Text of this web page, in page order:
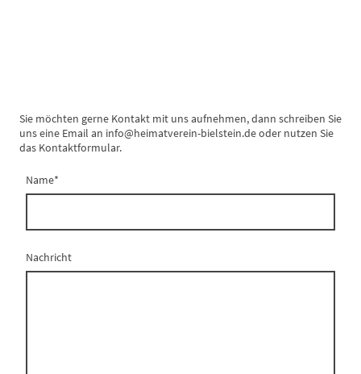
Sie möchten gerne Kontakt mit uns aufnehmen, dann schreiben Sie
uns eine Email an info@heimatverein-bielstein.de oder nutzen Sie
das Kontaktformular.
Name*
Nachricht